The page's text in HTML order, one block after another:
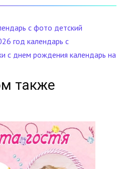
с фото детский
год календарь с
с днем рождения календарь на
также